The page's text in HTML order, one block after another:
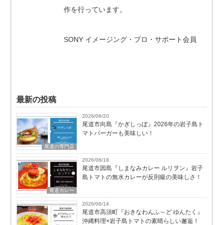
作を行っています。
SONY イメージング・プロ・サポート会員
最新の投稿
尾道の専門店
2026/06/20
尾道市向島『かぎしっぽ』2026年の岩子島ト
マトバーガーも美味しい！
尾道カレー
2026/06/18
尾道市因島『しまなみカレー ルリヲン』岩子
島トマトの無水カレーが反則級の美味しさ！
2026/06/14
尾道市高須町『おきなわんふ～ど ゆんたく』
沖縄料理×岩子島トマトの素晴らしい邂逅！